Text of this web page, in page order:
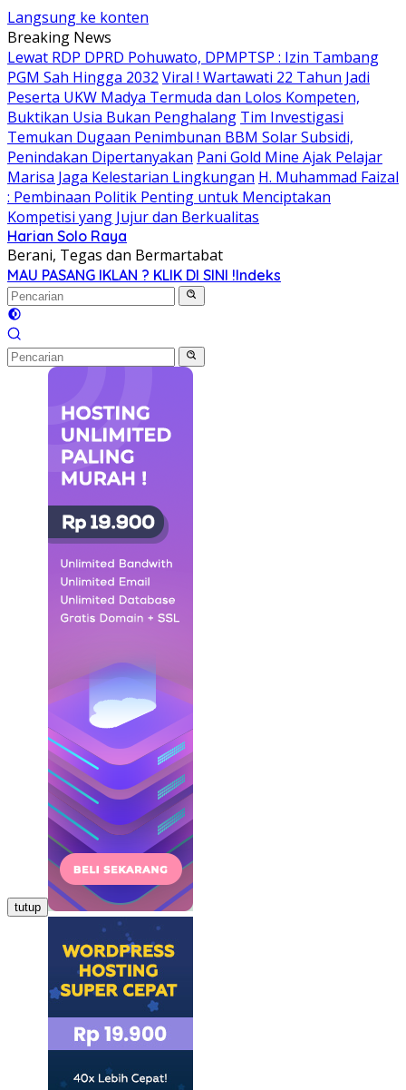
Langsung ke konten
Breaking News
Lewat RDP DPRD Pohuwato, DPMPTSP : Izin Tambang
PGM Sah Hingga 2032 Viral ! Wartawati 22 Tahun Jadi
Peserta UKW Madya Termuda dan Lolos Kompeten,
Buktikan Usia Bukan Penghalang Tim Investigasi
Temukan Dugaan Penimbunan BBM Solar Subsidi,
Penindakan Dipertanyakan Pani Gold Mine Ajak Pelajar
Marisa Jaga Kelestarian Lingkungan H. Muhammad Faizal
: Pembinaan Politik Penting untuk Menciptakan
Kompetisi yang Jujur dan Berkualitas
Harian Solo Raya
Berani, Tegas dan Bermartabat
MAU PASANG IKLAN ? KLIK DI SINI !Indeks
tutup